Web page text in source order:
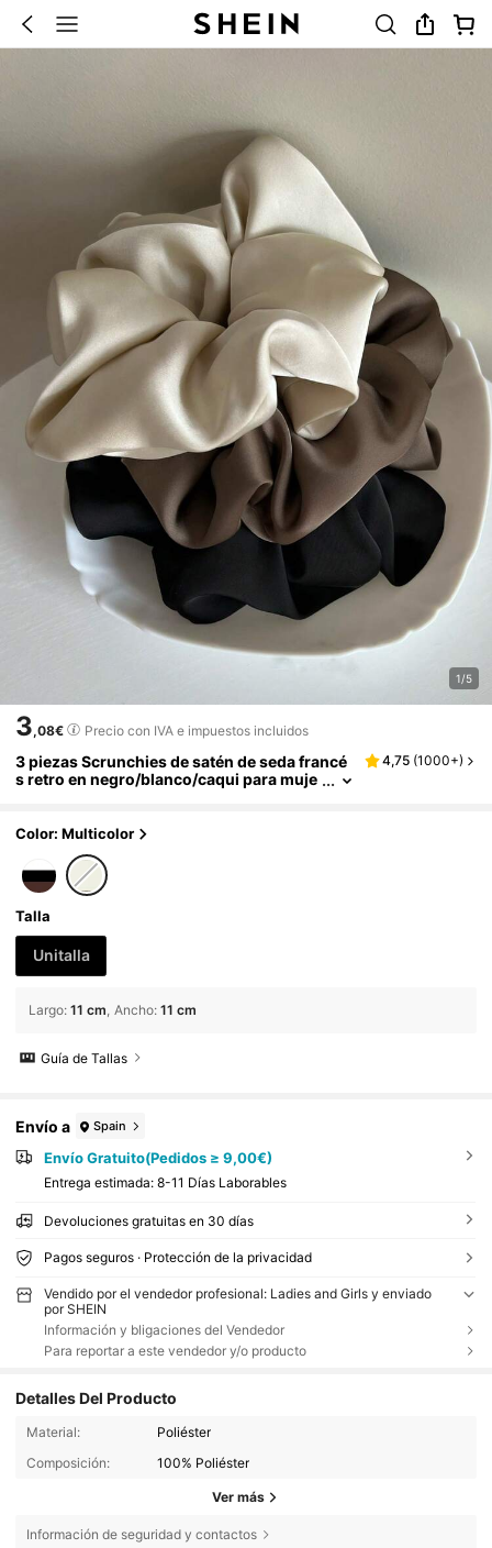
1/5
3,08€ Precio con IVA e impuestos incluidos
3 piezas Scrunchies de satén de seda francé
s retro en negro/blanco/caqui para muje
fiesta, viaje, coleta, moño, lavado de cara, ma
ara el cabello, bandas de goma para el cabell
o, cuerda para el cabello, elástico para el cab
ello, viaje, cumpleaños
4,75 (1000+)
Color: Multicolor
Talla
Unitalla
Largo: 11 cm Ancho: 11 cm
Guía de Tallas
Envío a Spain
Envío Gratuito(Pedidos ≥ 9,00€)
Entrega estimada: 8-11 Días Laborables
Devoluciones gratuitas en 30 días
Pagos seguros · Protección de la privacidad
Vendido por el vendedor profesional: Ladies and Girls y enviado
por SHEIN
Información y bligaciones del Vendedor
Para reportar a este vendedor y/o producto
Detalles Del Producto
Material:
Poliéster
Composición:
100% Poliéster
Ver más
Información de seguridad y contactos